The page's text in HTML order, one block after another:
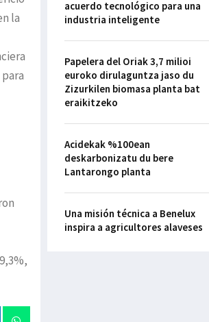
la
acuerdo tecnológico para una
industria inteligente
Papelera del Oriak 3,7 milioi
euroko dirulaguntza jaso du
Zizurkilen biomasa planta bat
eraikitzeko
Acidekak %100ean
deskarbonizatu du bere
Lantarongo planta
Una misión técnica a Benelux
inspira a agricultores alaveses